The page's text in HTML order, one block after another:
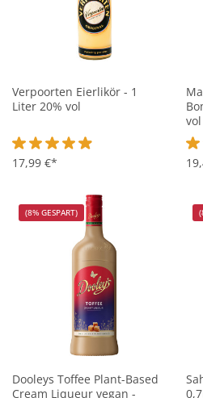
Verpoorten Eierlikör - 1
Liter 20% vol
Durchschnittliche Bewertung von
17,99 €*
vol
(8% GESPART)
Dooleys Toffee Plant-Based
Cream Liqueur vegan -